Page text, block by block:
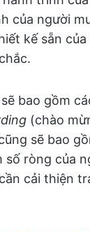
của người
kế sẵn
bao gồm
(chào
sẽ bao
ròng của
cải thiện